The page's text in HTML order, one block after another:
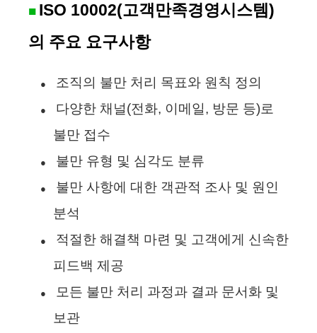
■ ISO 10002(고객만족경영시스템)
의 주요 요구사항
● 조직의 불만 처리 목표와 원칙 정의
●
다양한 채널(전화, 이메일, 방문 등)로
불만 접수
● 불만 유형 및 심각도 분류
●
불만 사항에 대한 객관적 조사 및 원인
분석
●
적절한 해결책 마련 및 고객에게 신속한
피드백 제공
●
모든 불만 처리 과정과 결과 문서화 및
보관